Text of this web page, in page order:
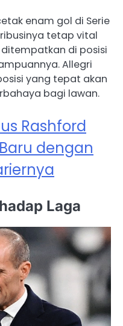
enam gol di Serie
tetap vital
di posisi
Allegri
yang tepat akan
bagi lawan.
Rashford
dengan
Laga